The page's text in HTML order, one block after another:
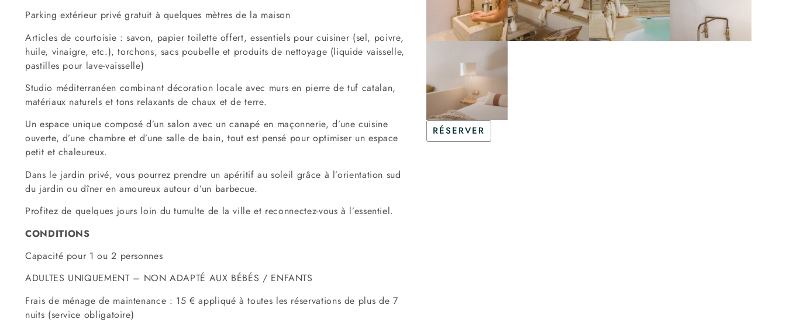
Parking extérieur privé gratuit à quelques mètres de la maison
Articles de courtoisie : savon, papier toilette offert, essentiels pour cuisiner (sel, poivre,
huile, vinaigre, etc.), torchons, sacs poubelle et produits de nettoyage (liquide vaisselle,
pastilles pour lave-vaisselle)
Studio méditerranéen combinant décoration locale avec murs en pierre de tuf catalan,
matériaux naturels et tons relaxants de chaux et de terre.
Un espace unique composé d’un salon avec un canapé en maçonnerie, d’une cuisine
ouverte, d’une chambre et d’une salle de bain, tout est pensé pour optimiser un espace
petit et chaleureux.
Dans le jardin privé, vous pourrez prendre un apéritif au soleil grâce à l’orientation sud
du jardin ou dîner en amoureux autour d’un barbecue.
Profitez de quelques jours loin du tumulte de la ville et reconnectez-vous à l’essentiel.
CONDITIONS
Capacité pour 1 ou 2 personnes
ADULTES UNIQUEMENT – NON ADAPTÉ AUX BÉBÉS / ENFANTS
Frais de ménage de maintenance : 15 € appliqué à toutes les réservations de plus de 7
nuits (service obligatoire)
RÉSERVER